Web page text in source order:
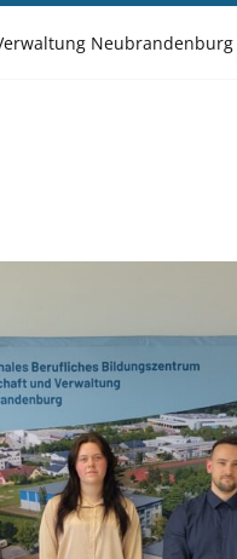
Neubrandenburg